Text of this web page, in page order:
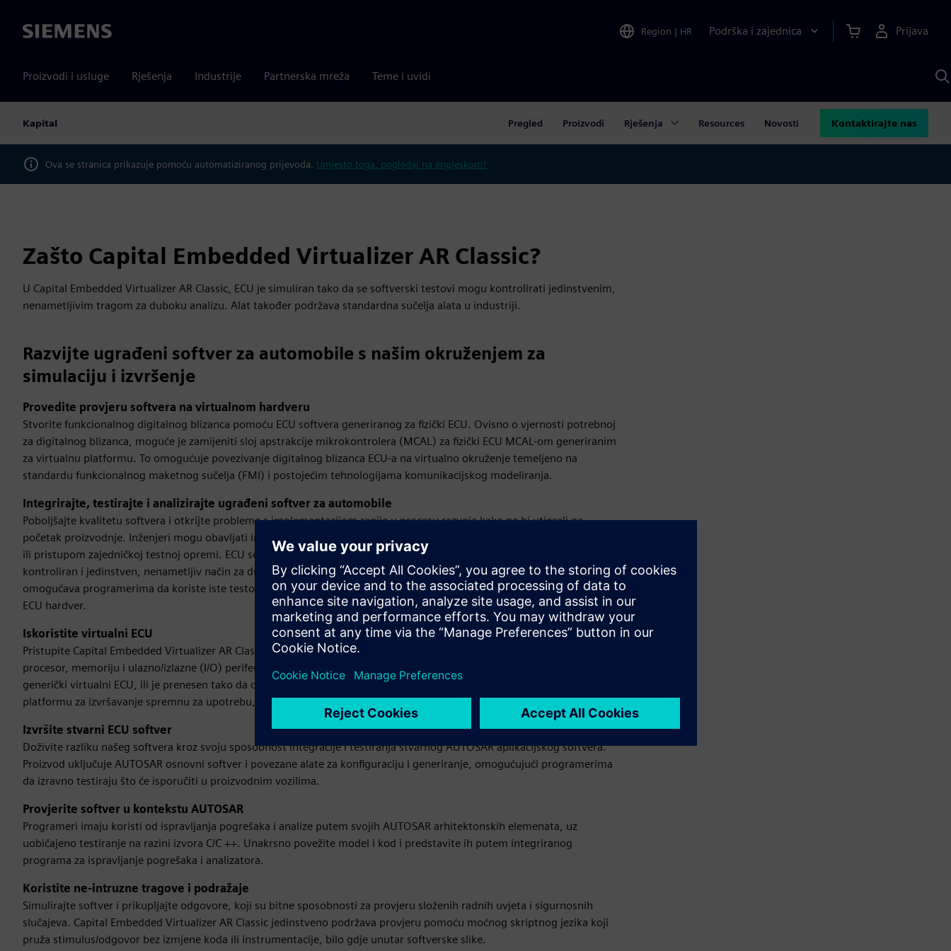
Siemens Region | HR Podrška i zajednica Prijava
Proizvodi i usluge Rješenja Industrije Partnerska mreža Teme i uvidi
Kapital Pregled Proizvodi Rješenja Resources Novosti Kontaktirajte nas
Ova se stranica prikazuje pomoću automatiziranog prijevoda. Umjesto toga, pogledaj na engleskom?
Zašto Capital Embedded Virtualizer AR Classic?
U Capital Embedded Virtualizer AR Classic, ECU je simuliran tako da se softverski testovi mogu kontrolirati jedinstvenim,
nenametljivim tragom za duboku analizu. Alat također podržava standardna sučelja alata u industriji.
Razvijte ugrađeni softver za automobile s našim okruženjem za
simulaciju i izvršenje
Provedite provjeru softvera na virtualnom hardveru
Stvorite funkcionalnog digitalnog blizanca pomoću ECU softvera generiranog za fizički ECU. Ovisno o vjernosti potrebnoj
za digitalnog blizanca, moguće je zamijeniti sloj apstrakcije mikrokontrolera (MCAL) za fizički ECU MCAL-om generiranim
za virtualnu platformu. To omogućuje povezivanje digitalnog blizanca ECU-a na virtualno okruženje temeljeno na
standardu funkcionalnog maketnog sučelja (FMI) i postojećim tehnologijama komunikacijskog modeliranja.
Integrirajte, testirajte i analizirajte ugrađeni softver za automobile
Poboljšajte kvalitetu softvera i otkrijte probleme s implementacijom ranije u procesu razvoja kako ne bi utjecali na
početak proizvodnje. Inženjeri mogu obavljati integraciju i testiranje softvera na računalu bez potrebe za ECU hardverom
ili pristupom zajedničkoj testnoj opremi. ECU se može simulirati omogućujući provođenje softverskih testova na
kontroliran i jedinstven, nenametljiv način za duboku analizu. Podržana su standardna sučelja alata u industriji. To
omogućava programerima da koriste iste testove i modele koje koriste za provjeru softvera kada je dostupan stvarni
ECU hardver.
Iskoristite virtualni ECU
Pristupite Capital Embedded Virtualizer AR Classic Virtual ECU, simulacijskom modelu ciljnog ECU hardvera, uključujući
procesor, memoriju i ulazno/izlazne (I/O) periferne uređaje. Naš softver je prenesen na virtualni ECU i dostupan je za
generički virtualni ECU, ili je prenesen tako da odgovara specifičnom modelu i integriran u okruženje, pružajući
platformu za izvršavanje spremnu za upotrebu, usklađenu s AutoSAR-om.
Izvršite stvarni ECU softver
Doživite razliku našeg softvera kroz svoju sposobnost integracije i testiranja stvarnog AUTOSAR aplikacijskog softvera.
Proizvod uključuje AUTOSAR osnovni softver i povezane alate za konfiguraciju i generiranje, omogućujući programerima
da izravno testiraju što će isporučiti u proizvodnim vozilima.
Provjerite softver u kontekstu AUTOSAR
Programeri imaju koristi od ispravljanja pogrešaka i analize putem svojih AUTOSAR arhitektonskih elemenata, uz
uobičajeno testiranje na razini izvora C/C ++. Unakrsno povežite model i kod i predstavite ih putem integriranog
programa za ispravljanje pogrešaka i analizatora.
Koristite ne-intruzne tragove i podražaje
Simulirajte softver i prikupljajte odgovore, koji su bitne sposobnosti za provjeru složenih radnih uvjeta i sigurnosnih
slučajeva. Capital Embedded Virtualizer AR Classic jedinstveno podržava provjeru pomoću moćnog skriptnog jezika koji
pruža stimulus/odgovor bez izmjene koda ili instrumentacije, bilo gdje unutar softverske slike.